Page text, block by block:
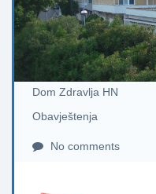
Dom Zdravlja HN
Obavještenja
No comments